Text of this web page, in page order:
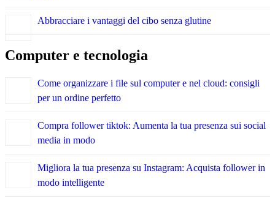
Abbracciare i vantaggi del cibo senza glutine
Computer e tecnologia
Come organizzare i file sul computer e nel cloud: consigli
per un ordine perfetto
Compra follower tiktok: Aumenta la tua presenza sui social
media in modo
Migliora la tua presenza su Instagram: Acquista follower in
modo intelligente